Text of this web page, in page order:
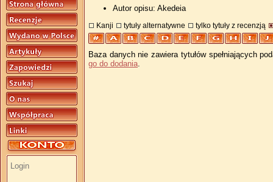
Autor opisu: Akedeia
Kanji tytuły alternatywne tylko tytuły z recenzją
Baza danych nie zawiera tytułów spełniających
go do dodania.